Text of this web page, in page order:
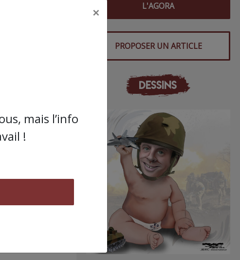
pas ses
L'AGORA
PROPOSER UN ARTICLE
DESSINS
×
mais l’info
!